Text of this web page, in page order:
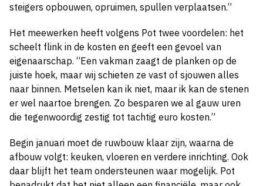
steigers opbouwen, opruimen, spullen verplaatsen.”
Het meewerken heeft volgens Pot twee voordelen: het
scheelt flink in de kosten en geeft een gevoel van
eigenaarschap. “Een vakman zaagt de planken op de
juiste hoek, maar wij schieten ze vast of sjouwen alles
naar binnen. Metselen kan ik niet, maar ik kan de stenen
er wel naartoe brengen. Zo besparen we al gauw uren
die tegenwoordig zestig tot tachtig euro kosten.”
Begin januari moet de ruwbouw klaar zijn, waarna de
afbouw volgt: keuken, vloeren en verdere inrichting. Ook
daar blijft het team ondersteunen waar mogelijk. Pot